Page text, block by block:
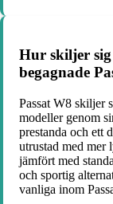
Hur skiljer
begagnade
Passat W8 skiljer
modeller genom
prestanda och ett
utrustad med mer
jämfört med
och sportig
vanliga inom